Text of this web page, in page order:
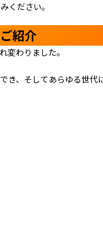
ください。
紹介
変わりました。
き、そしてあらゆる世代